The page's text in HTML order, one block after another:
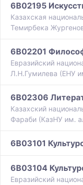
6B02195
Казахская
Темирбека
6B02201
Евразийский
Л.Н.Гумилева (ЕНУ
6B02306
Казахский
Фараби (КазНУ им.
6B03101
6B03104
Евразийский